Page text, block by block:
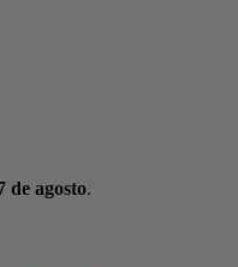
de agosto.